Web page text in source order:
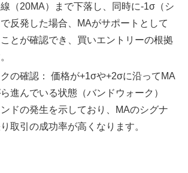
（20MA）まで下落し、同時に-1σ（シ
反発した場合、MAがサポートとして
とが確認でき、買いエントリーの根拠
の確認： 価格が+1σや+2σに沿ってMA
進んでいる状態（バンドウォーク）
ドの発生を示しており、MAのシグナ
取引の成功率が高くなります。